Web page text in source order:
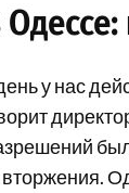
у нас